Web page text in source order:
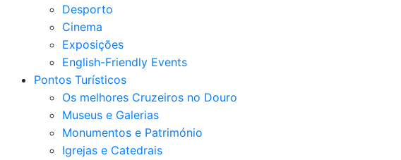
Desporto
Cinema
Exposições
English-Friendly Events
Pontos Turísticos
Os melhores Cruzeiros no Douro​
Museus e Galerias
Monumentos e Património
Igrejas e Catedrais